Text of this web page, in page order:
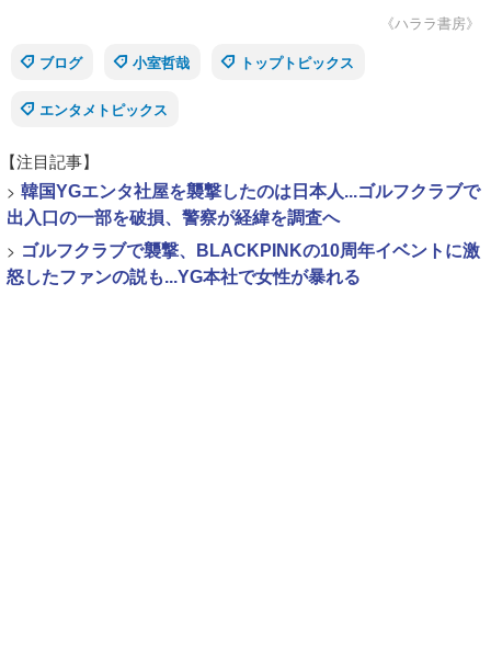
《ハララ書房》
ブログ
小室哲哉 トップトピックス
エンタメトピックス
【注目記事】
> 韓国YGエンタ社屋を襲撃したのは日本人...ゴルフクラブで
出入口の一部を破損、警察が経緯を調査へ
> ゴルフクラブで襲撃、BLACKPINKの10周年イベントに激
怒したファンの説も...YG本社で女性が暴れる